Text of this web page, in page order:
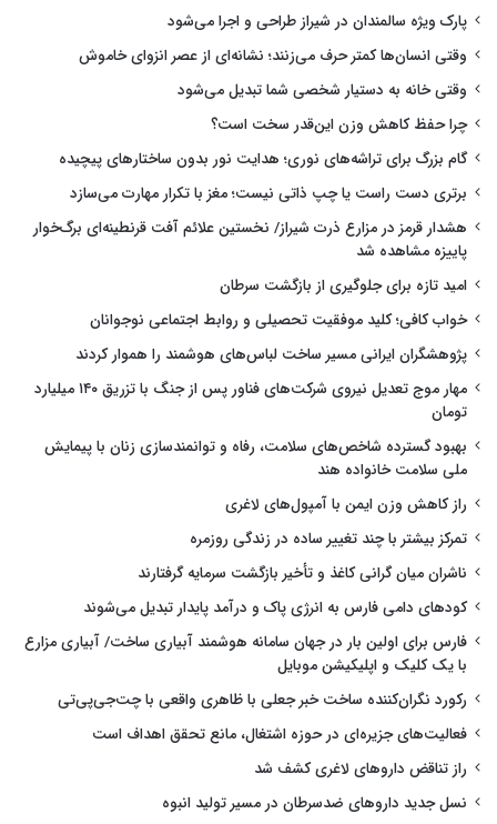
پارک ویژه سالمندان در شیراز طراحی و اجرا می‌شود
وقتی انسان‌ها کمتر حرف می‌زنند؛ نشانه‌ای از عصر انزوای خاموش
وقتی خانه به دستیار شخصی شما تبدیل می‌شود
چرا حفظ کاهش وزن این‌قدر سخت است؟
گام بزرگ برای تراشه‌های نوری؛ هدایت نور بدون ساختارهای پیچیده
برتری دست راست یا چپ ذاتی نیست؛ مغز با تکرار مهارت می‌سازد
هشدار قرمز در مزارع ذرت شیراز/ نخستین علائم آفت قرنطینه‌ای برگ‌خوار
پاییزه مشاهده شد
امید تازه برای جلوگیری از بازگشت سرطان
خواب کافی؛ کلید موفقیت تحصیلی و روابط اجتماعی نوجوانان
پژوهشگران ایرانی مسیر ساخت لباس‌های هوشمند را هموار کردند
مهار موج تعدیل نیروی شرکت‌های فناور پس از جنگ با تزریق ۱۴۰ میلیارد
تومان
بهبود گسترده شاخص‌های سلامت، رفاه و توانمندسازی زنان با پیمایش
ملی سلامت خانواده هند
راز کاهش وزن ایمن با آمپول‌های لاغری
تمرکز بیشتر با چند تغییر ساده در زندگی روزمره
ناشران میان گرانی کاغذ و تأخیر بازگشت سرمایه گرفتارند
کودهای دامی فارس به انرژی پاک و درآمد پایدار تبدیل می‌شوند
فارس برای اولین بار در جهان سامانه هوشمند آبیاری ساخت/ آبیاری مزارع
با یک کلیک و اپلیکیشن موبایل
رکورد نگران‌کننده ساخت خبر جعلی با ظاهری واقعی با چت‌جی‌پی‌تی
فعالیت‌های جزیره‌ای در حوزه اشتغال، مانع تحقق اهداف است
راز تناقض داروهای لاغری کشف شد
نسل جدید داروهای ضدسرطان در مسیر تولید انبوه